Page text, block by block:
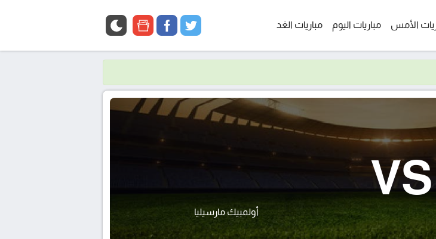
الأمس مباريات اليوم مباريات الغد twitter
facebook
google
VS
أولمبيك مارسيليا